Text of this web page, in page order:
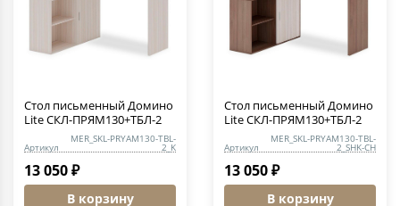
Стол письменный Домино
Lite СКЛ-ПРЯМ130+ТБЛ-2
Артикул
MER_SKL-PRYAM130-TBL-
2_K
13 050 ₽
В корзину
Стол письменный Домино
Lite СКЛ-ПРЯМ130+ТБЛ-2
Артикул
MER_SKL-PRYAM130-TBL-
2_SHK-CH
13 050 ₽
В корзину